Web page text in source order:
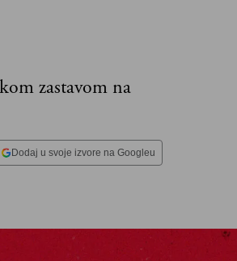
zastavom na
Dodaj u svoje izvore na Googleu